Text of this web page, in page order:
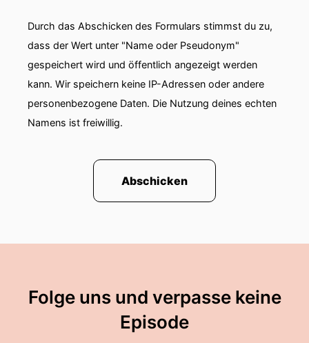
Durch das Abschicken des Formulars stimmst du zu,
dass der Wert unter "Name oder Pseudonym"
gespeichert wird und öffentlich angezeigt werden
kann. Wir speichern keine IP-Adressen oder andere
personenbezogene Daten. Die Nutzung deines echten
Namens ist freiwillig.
Abschicken
Folge uns und verpasse keine
Episode